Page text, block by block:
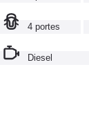
4 portes
Diesel